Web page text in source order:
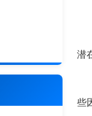
潜
些